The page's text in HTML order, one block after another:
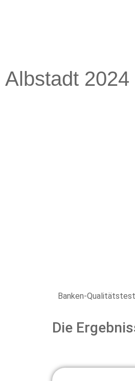
Albstadt 2024
Banken-
Die